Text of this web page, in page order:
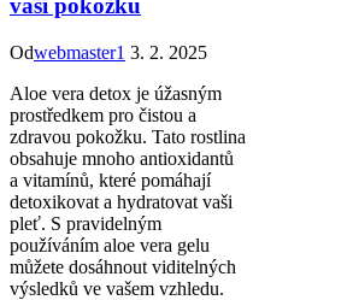
vaši pokožku
Odwebmaster1 3. 2. 2025
Aloe vera detox je úžasným
prostředkem pro čistou a
zdravou pokožku. Tato rostlina
obsahuje mnoho antioxidantů
a vitamínů, které pomáhají
detoxikovat a hydratovat vaši
pleť. S pravidelným
používáním aloe vera gelu
můžete dosáhnout viditelných
výsledků ve vašem vzhledu.